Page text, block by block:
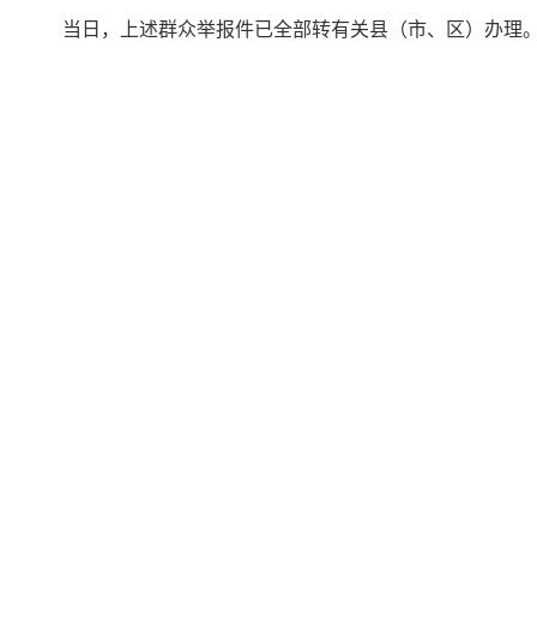
当日，上述群众举报件已全部转有关县（市、区）办理